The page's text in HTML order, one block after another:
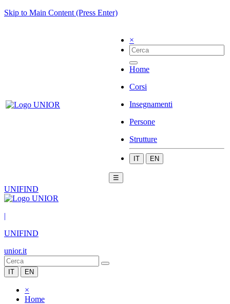
Skip to Main Content (Press Enter)
×
Home
Corsi
Insegnamenti
Persone
Strutture
IT EN
☰
UNIFIND
|
UNIFIND
unior.it
IT EN
×
Home